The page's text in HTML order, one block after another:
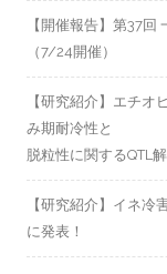
【開催報告】第37
（7/24開催）
【研究紹介】エチオ
み期耐冷性と
脱粒性に関するQTL
【研究紹介】イネ
に発表！